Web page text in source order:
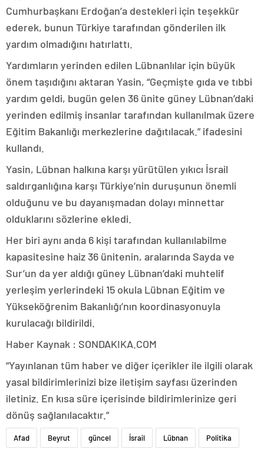
Cumhurbaşkanı Erdoğan’a destekleri için teşekkür
ederek, bunun Türkiye tarafından gönderilen ilk
yardım olmadığını hatırlattı.
Yardımların yerinden edilen Lübnanlılar için büyük
önem taşıdığını aktaran Yasin, “Geçmişte gıda ve tıbbi
yardım geldi, bugün gelen 36 ünite güney Lübnan’daki
yerinden edilmiş insanlar tarafından kullanılmak üzere
Eğitim Bakanlığı merkezlerine dağıtılacak.” ifadesini
kullandı.
Yasin, Lübnan halkına karşı yürütülen yıkıcı İsrail
saldırganlığına karşı Türkiye’nin duruşunun önemli
olduğunu ve bu dayanışmadan dolayı minnettar
olduklarını sözlerine ekledi.
Her biri aynı anda 6 kişi tarafından kullanılabilme
kapasitesine haiz 36 ünitenin, aralarında Sayda ve
Sur’un da yer aldığı güney Lübnan’daki muhtelif
yerleşim yerlerindeki 15 okula Lübnan Eğitim ve
Yükseköğrenim Bakanlığı’nın koordinasyonuyla
kurulacağı bildirildi.
Haber Kaynak : SONDAKIKA.COM
“Yayınlanan tüm haber ve diğer içerikler ile ilgili olarak
yasal bildirimlerinizi bize iletişim sayfası üzerinden
iletiniz. En kısa süre içerisinde bildirimlerinize geri
dönüş sağlanılacaktır.”
Afad Beyrut güncel İsrail Lübnan Politika